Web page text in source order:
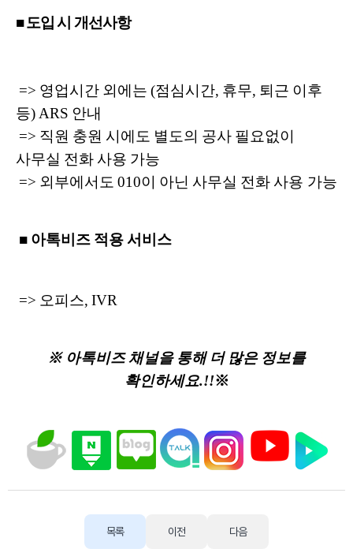
■ 도입 시 개선사항
=> 영업시간 외에는 (점심시간, 휴무, 퇴근 이후
등) ARS 안내
=> 직원 충원 시에도 별도의 공사 필요없이
사무실 전화 사용 가능
=> 외부에서도 010이 아닌 사무실 전화 사용 가능
■ 아톡비즈 적용 서비스
=> 오피스, IVR
※ 아톡비즈 채널을 통해 더 많은 정보를
확인하세요.!!※
목록 이전 다음